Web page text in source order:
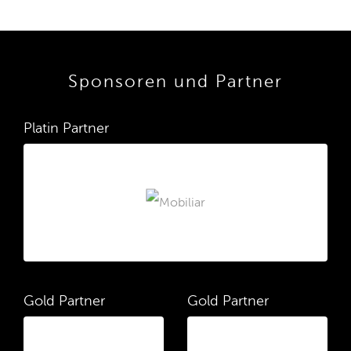
Sponsoren und Partner
Platin Partner
Gold Partner Gold Partner